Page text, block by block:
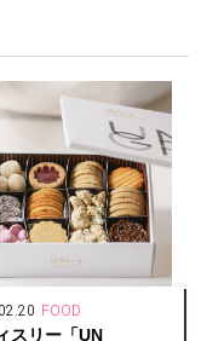
FOOD
スリー「UN